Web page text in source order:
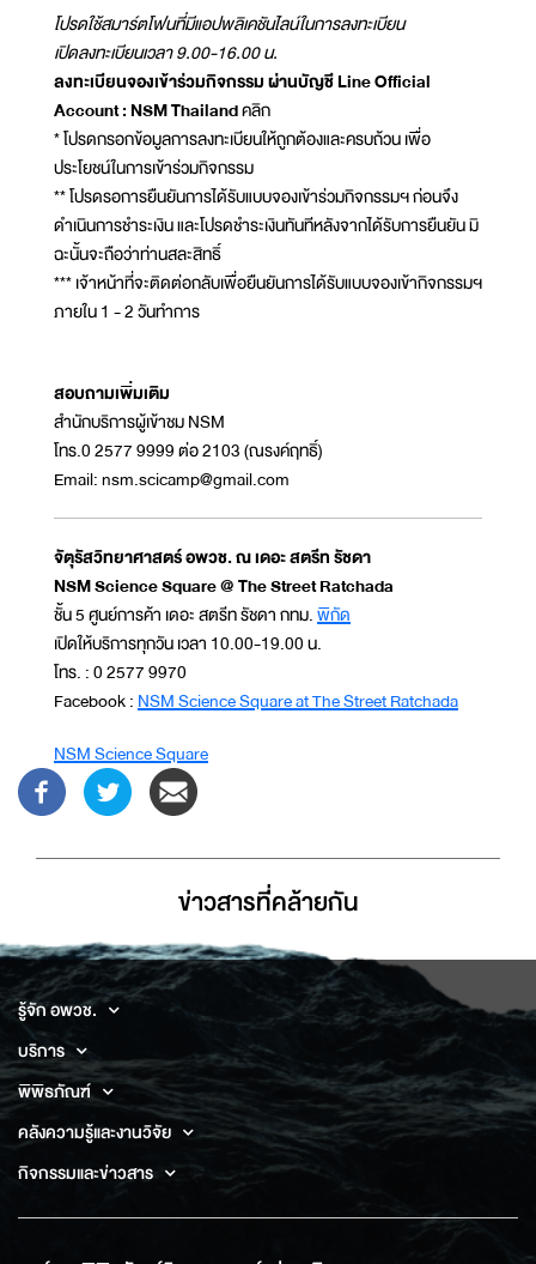
โปรดใช้สมาร์ตโฟนที่มีแอปพลิเคชันไลน์ในการลงทะเบียน
เปิดลงทะเบียนเวลา 9.00-16.00 น.
ลงทะเบียนจองเข้าร่วมกิจกรรม ผ่านบัญชี Line Official
Account : NSM Thailandคลิก
* โปรดกรอกข้อมูลการลงทะเบียนให้ถูกต้องและครบถ้วน เพื่อ
ประโยชน์ในการเข้าร่วมกิจกรรม
** โปรดรอการยืนยันการได้รับแบบจองเข้าร่วมกิจกรรมฯ ก่อนจึง
ดำเนินการชำระเงิน และโปรดชำระเงินทันทีหลังจากได้รับการยืนยัน มิ
ฉะนั้นจะถือว่าท่านสละสิทธิ์
*** เจ้าหน้าที่จะติดต่อกลับเพื่อยืนยันการได้รับแบบจองเข้ากิจกรรมฯ
ภายใน 1 - 2 วันทำการ
สอบถามเพิ่มเติม
สำนักบริการผู้เข้าชม NSM
โทร.0 2577 9999 ต่อ 2103 (ณรงค์ฤทธิ์)
Email: nsm.scicamp@gmail.com
จัตุรัสวิทยาศาสตร์ อพวช. ณ เดอะ สตรีท รัชดา
NSM Science Square @ The Street Ratchada
ชั้น 5 ศูนย์การค้า เดอะ สตรีท รัชดา กทม.พิกัด
เปิดให้บริการทุกวัน เวลา 10.00-19.00 น.
โทร. : 0 2577 9970
Facebook :NSM Science Square at The Street Ratchada
NSM Science Square
ข่าวสารที่่คล้ายกัน
รู้จัก อพวช.
บริการ
พิพิธภัณฑ์
คลังความรู้และงานวิจัย
กิจกรรมและข่าวสาร